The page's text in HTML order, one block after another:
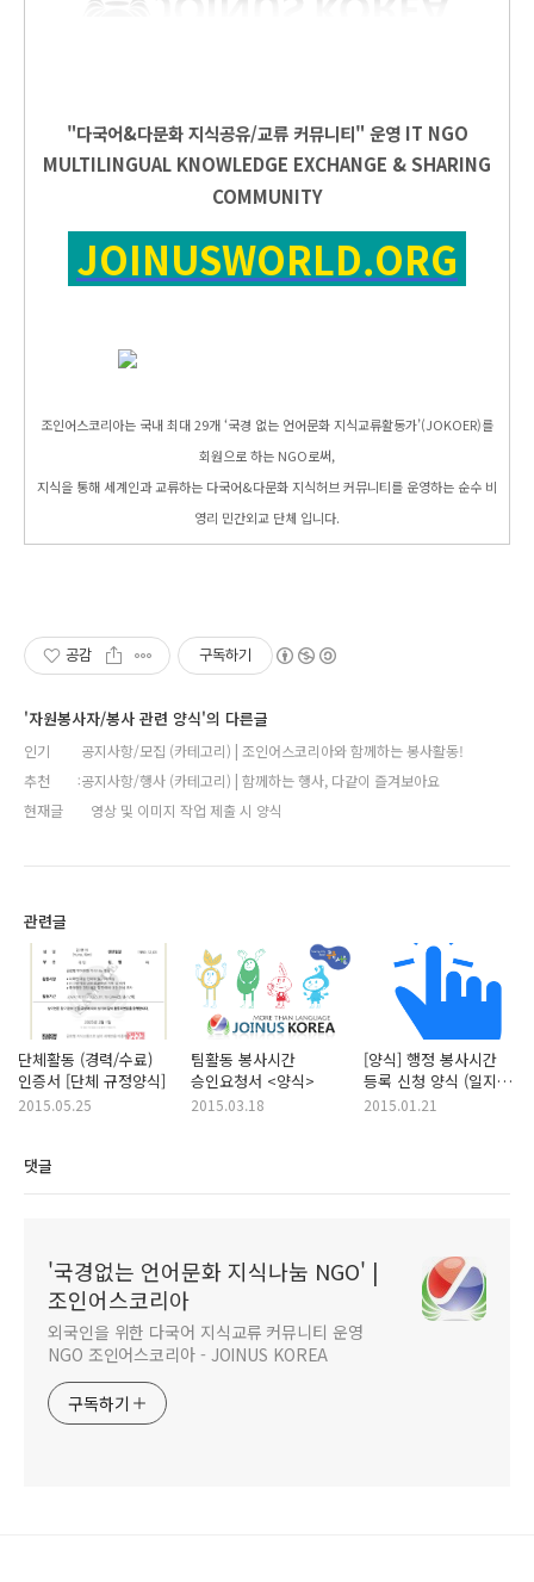
"다국어&다문화 지식공유/교류 커뮤니티" 운영 IT NGO
MULTILINGUAL KNOWLEDGE EXCHANGE & SHARING
COMMUNITY
JOINUSWORLD.ORG
조인어스코리아는 국내 최대 29개 ‘국경 없는 언어문화 지식교류활동가’(JOKOER)를
회원으로 하는 NGO로써,
지식을 통해 세계인과 교류하는 다국어&다문화 지식허브 커뮤니티를 운영하는 순수 비
영리 민간외교 단체 입니다.
공감 구독하기
'자원봉사자/봉사 관련 양식'의 다른글
인기
공지사항/모집 (카테고리) | 조인어스코리아와 함께하는 봉사활동!
추천
공지사항/행사 (카테고리) | 함께하는 행사, 다같이 즐겨보아요
현재글
영상 및 이미지 작업 제출 시 양식
관련글
단체활동 (경력/수료)
인증서 [단체 규정양식]
2015.05.25
팀활동 봉사시간
승인요청서 <양식>
2015.03.18
[양식] 행정 봉사시간
등록 신청 양식 (일지
작성)
2015.01.21
댓글
'국경없는 언어문화 지식나눔 NGO' |
조인어스코리아
외국인을 위한 다국어 지식교류 커뮤니티 운영
NGO 조인어스코리아 - JOINUS KOREA
구독하기